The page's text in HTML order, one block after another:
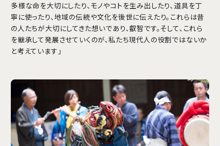
多様な命を大切にしたり、モノやコトを生み出したり、道具を丁
寧に使ったり、地域の伝統や文化を後世に伝えたり。これらは昔
の人たちが大切にしてきた想いであり、叡智です。そして、これら
を継承して発展させていくのが、私たち現代人の役割ではないか
と考えています」